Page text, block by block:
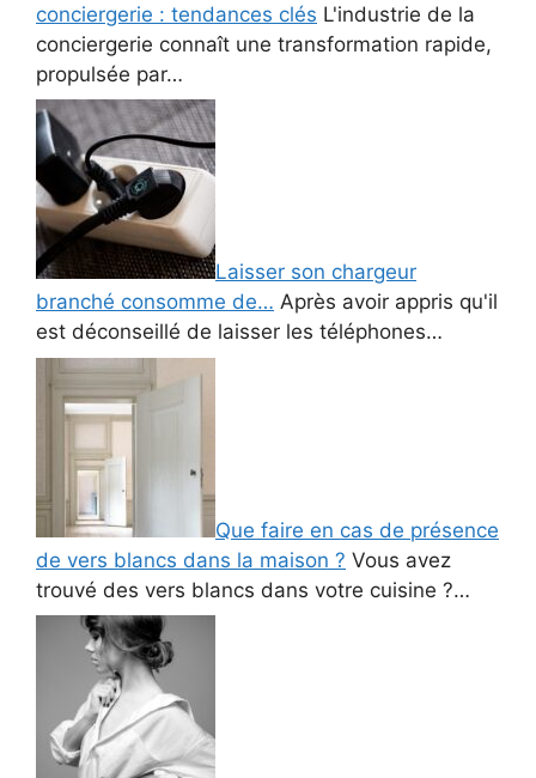
conciergerie : tendances clés L'industrie de la
conciergerie connaît une transformation rapide,
propulsée par…
Laisser son chargeur
branché consomme de… Après avoir appris qu'il
est déconseillé de laisser les téléphones…
Que faire en cas de présence
de vers blancs dans la maison ? Vous avez
trouvé des vers blancs dans votre cuisine ?…